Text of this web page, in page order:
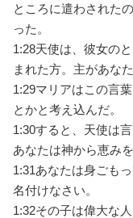
ところに遣わされた
った。
1:28天使は、彼女の
まれた方。主があな
1:29マリアはこの言
とかと考え込んだ。
1:30すると、天使は
あなたは神から恵み
1:31あなたは身ごも
名付けなさい。
1:32その子は偉大な